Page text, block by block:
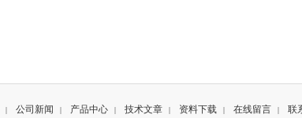
| 公司新闻 | 产品中心 | 技术文章 | 资料下载 | 在线留言 | 联